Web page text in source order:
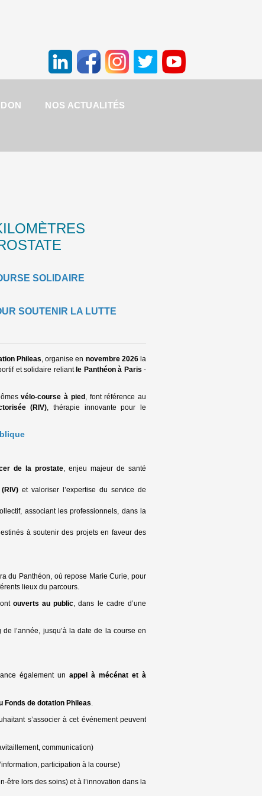
NOS ACTUALITÉS
SOLIDAIRE
SOUTENIR LA LUTTE
Phileas, organise en novembre 2026la
et solidaire reliant le Panthéon à Paris -
vélo-course à pied , font référence au
(RIV), thérapie innovante pour le
de la prostate, enjeu majeur de santé
et valoriser l’expertise du service de
associant les professionnels, dans la
à soutenir des projets en faveur des
du Panthéon, où repose Marie Curie, pour
lieux du parcours.
ouverts au public, dans le cadre d’une
l’année, jusqu’à la date de la course en
également un appel à mécénat et à
Fonds de dotation Phileas.
s’associer à cet événement peuvent
communication)
participation à la course)
être lors des soins) et à l’innovation dans la